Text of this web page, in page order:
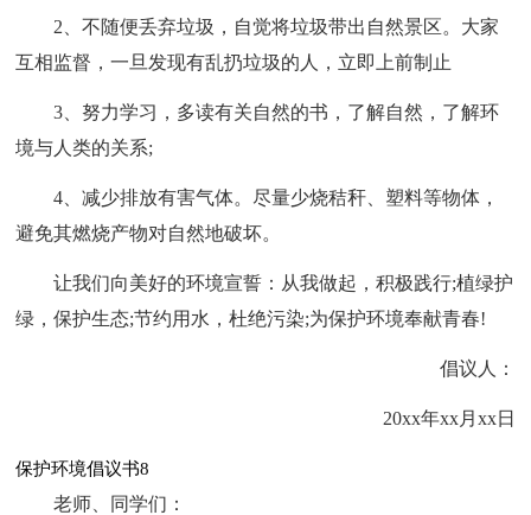
2、不随便丢弃垃圾，自觉将垃圾带出自然景区。大家
互相监督，一旦发现有乱扔垃圾的人，立即上前制止
3、努力学习，多读有关自然的书，了解自然，了解环
境与人类的关系;
4、减少排放有害气体。尽量少烧秸秆、塑料等物体，
避免其燃烧产物对自然地破坏。
让我们向美好的环境宣誓：从我做起，积极践行;植绿护
绿，保护生态;节约用水，杜绝污染;为保护环境奉献青春!
倡议人：
20xx年xx月xx日
保护环境倡议书8
老师、同学们：